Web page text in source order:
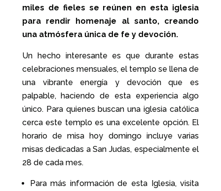
miles de fieles se reúnen en esta iglesia
para rendir homenaje al santo, creando
una atmósfera única de fe y devoción.
Un hecho interesante es que durante estas
celebraciones mensuales, el templo se llena de
una vibrante energía y devoción que es
palpable, haciendo de esta experiencia algo
único. Para quienes buscan una iglesia católica
cerca este templo es una excelente opción. El
horario de misa hoy domingo incluye varias
misas dedicadas a San Judas, especialmente el
28 de cada mes.
Para más información de esta Iglesia, visita